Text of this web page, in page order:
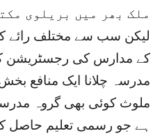
ملک بھر میں بریلوی
لیکن سب سے مختلف رائے
کے مدارس کی رجسٹریشن
مدرسہ چلانا ایک منافع
ملوث کوئی بھی گروہ
ہے جو رسمی تعلیم حاصل